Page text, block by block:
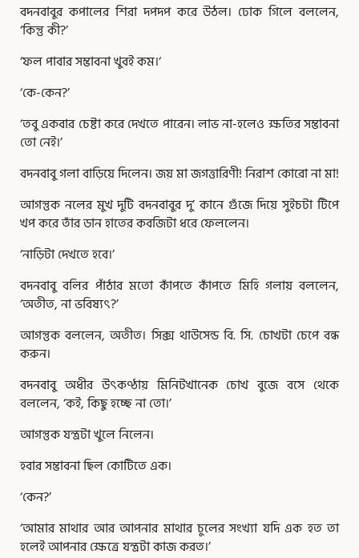
বদনবাবুর কপালের শিরা দপদপ করে উঠল। ঢোক গিলে বললেন,
‘কিন্তু কী?’
‘ফল পাবার সম্ভাবনা খুবই কম।‘
‘কে-কেন?’
‘তবু একবার চেষ্টা করে দেখতে পারেন। লাভ না-হলেও ক্ষতির সম্ভাবনা
তো নেই।’
বদনবাবু গলা বাড়িয়ে দিলেন। জয় মা জগত্তারিণী! নিরাশ কোরো না মা!
আগন্তুক নলের মুখ দুটি বদনবাবুর দু’ কানে গুঁজে দিয়ে সুইচটা টিপে
খপ করে তাঁর ডান হাতের কবজিটা ধরে ফেললেন।
‘নাড়িটা দেখতে হবে।’
বদনবাবু বলির পাঁঠার মতো কাঁপতে কাঁপতে মিহি গলায় বললেন,
‘অতীত, না ভবিষ্যৎ?’
আগন্তুক বললেন, অতীত। সিক্স থাউসেন্ড বি. সি. চোখটা চেপে বন্ধ
করুন।
বদনবাবু অধীর উৎকণ্ঠায় মিনিটখানেক চোখ বুজে বসে থেকে
বললেন, ‘কই, কিছু হচ্ছে না তো।’
আগন্তুক যন্ত্রটা খুলে নিলেন।
হবার সম্ভাবনা ছিল কোটিতে এক।
‘কেন?’
‘আমার মাথার আর আপনার মাথার চুলের সংখ্যা যদি এক হত তা
হলেই আপনার ক্ষেত্রে যন্ত্রটা কাজ করত।’